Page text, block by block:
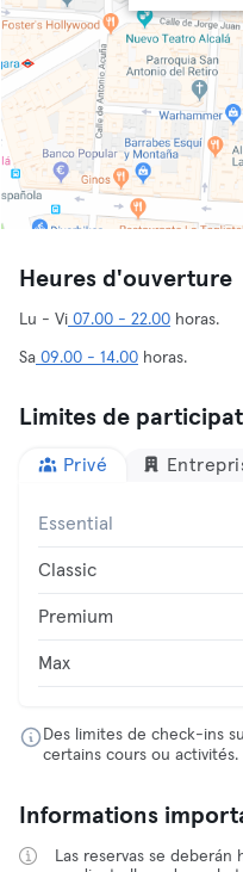
Heures d'ouverture
Lu - Vi 07.00 - 22.00 horas.
Sa 09.00 - 14.00 horas.
Limites de
Privé
Essential
Classic
Premium
Max
Des limites de check-ins
certains cours ou activités.
Informations
Las reservas se deberán